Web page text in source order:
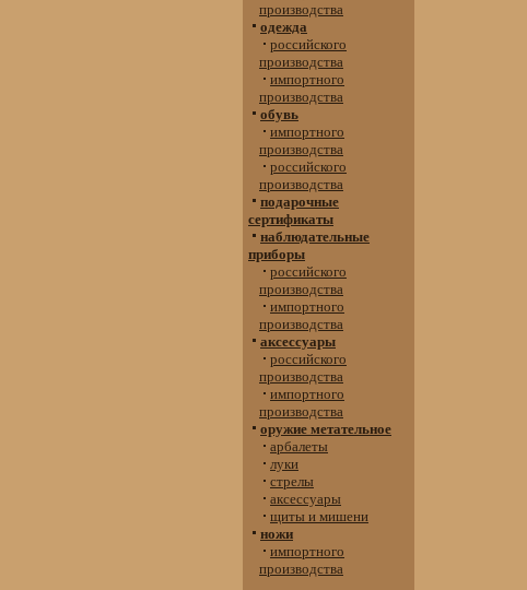
производства
одежда
российского
производства
импортного
производства
обувь
импортного
производства
российского
производства
подарочные
сертификаты
наблюдательные
приборы
российского
производства
импортного
производства
аксессуары
российского
производства
импортного
производства
оружие метательное
арбалеты
луки
стрелы
аксессуары
щиты и мишени
ножи
импортного
производства